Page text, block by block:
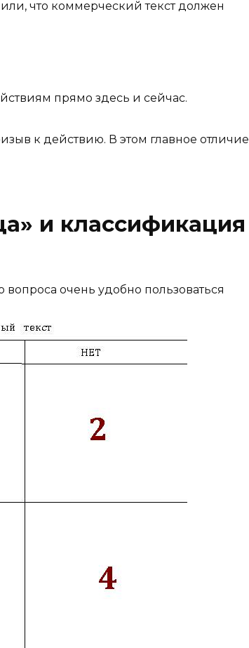
что коммерческий текст должен
прямо здесь и сейчас.
к действию. В этом главное отличие
и классификация
очень удобно пользоваться